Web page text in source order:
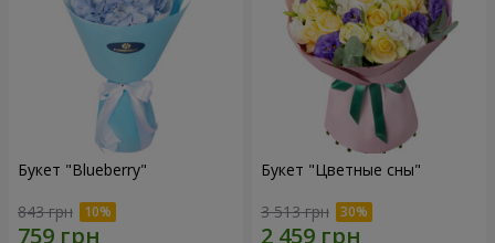
Букет "Blueberry"
843 грн
Букет "Цветные сны"
3 513 грн